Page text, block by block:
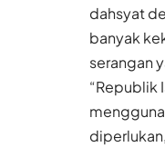
dahsyat
banyak
serangan
“Republik